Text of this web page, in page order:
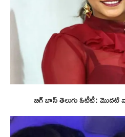
బిగ్ బాస్ తెలుగు ఓటీటీ: